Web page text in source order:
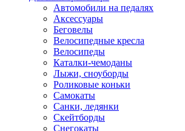
Автомобили на педалях
Аксессуары
Беговелы
Велосипедные кресла
Велосипеды
Каталки-чемоданы
Лыжи, сноуборды
Роликовые коньки
Самокаты
Санки, ледянки
Скейтборды
Снегокаты